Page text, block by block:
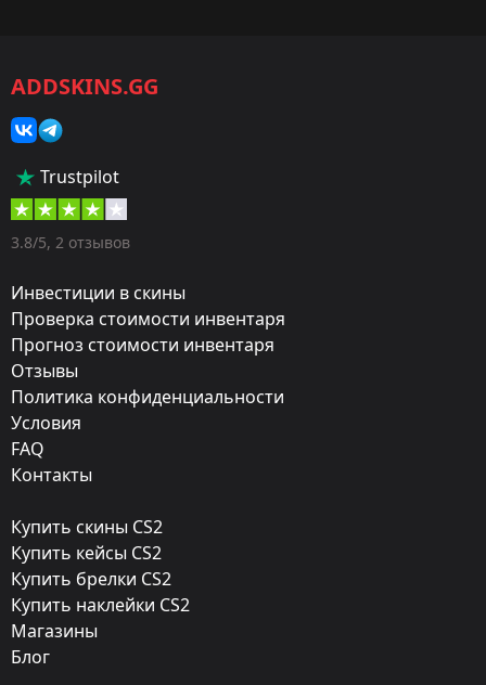
Категория:
Скины
Ножи
Оружие:
Exterior:
Немного поношенное
Кровавая паутина
Finish catalog:
Популярность:
85 %
ADDSKINS.GG
Trustpilot
3.8/5, 2 отзывов
Инвестиции в скины
Проверка стоимости инвентаря
Прогноз стоимости инвентаря
Отзывы
Политика конфиденциальности
Условия
FAQ
Контакты
Купить скины CS2
Купить кейсы CS2
Купить брелки CS2
Купить наклейки CS2
Магазины
Блог